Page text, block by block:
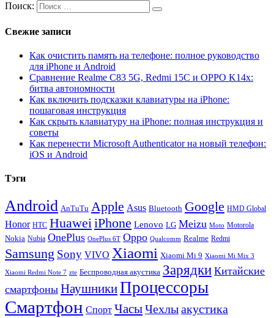
Поиск:
Свежие записи
Как очистить память на телефоне: полное руководство
для iPhone и Android
Сравнение Realme C83 5G, Redmi 15C и OPPO K14x:
битва автономности
Как включить подсказки клавиатуры на iPhone:
пошаговая инструкция
Как скрыть клавиатуру на iPhone: полная инструкция и
советы
Как перенести Microsoft Authenticator на новый телефон:
iOS и Android
Тэги
Android AnTuTu Apple Asus Bluetooth Google HMD Global
Honor HTC HuaweiiPhone Lenovo LG Meizu Moto Motorola
Nokia Nubia OnePlus OnePlus 6T Oppo Qualcomm Realme Redmi
Samsung Sony VIVO Xiaomi Xiaomi Mi 9 Xiaomi Mi Mix 3
Xiaomi Redmi Note 7 zte Беспроводная акустика Зарядки Китайские
смартфоны НаушникиПроцессоры
Смартфон Спорт ЧасыЧехлыакустика